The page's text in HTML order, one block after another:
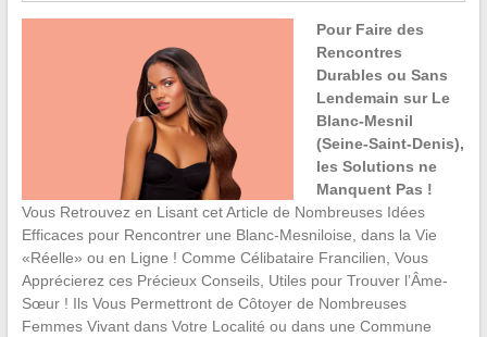
Pour Faire des
Rencontres
Durables ou Sans
Lendemain sur Le
Blanc-Mesnil
(Seine-Saint-Denis),
les Solutions ne
Manquent Pas !
Vous Retrouvez en Lisant cet Article de Nombreuses Idées
Efficaces pour Rencontrer une Blanc-Mesniloise, dans la Vie
«Réelle» ou en Ligne ! Comme Célibataire Francilien, Vous
Apprécierez ces Précieux Conseils, Utiles pour Trouver l’Âme-
Sœur ! Ils Vous Permettront de Côtoyer de Nombreuses
Femmes Vivant dans Votre Localité ou dans une Commune